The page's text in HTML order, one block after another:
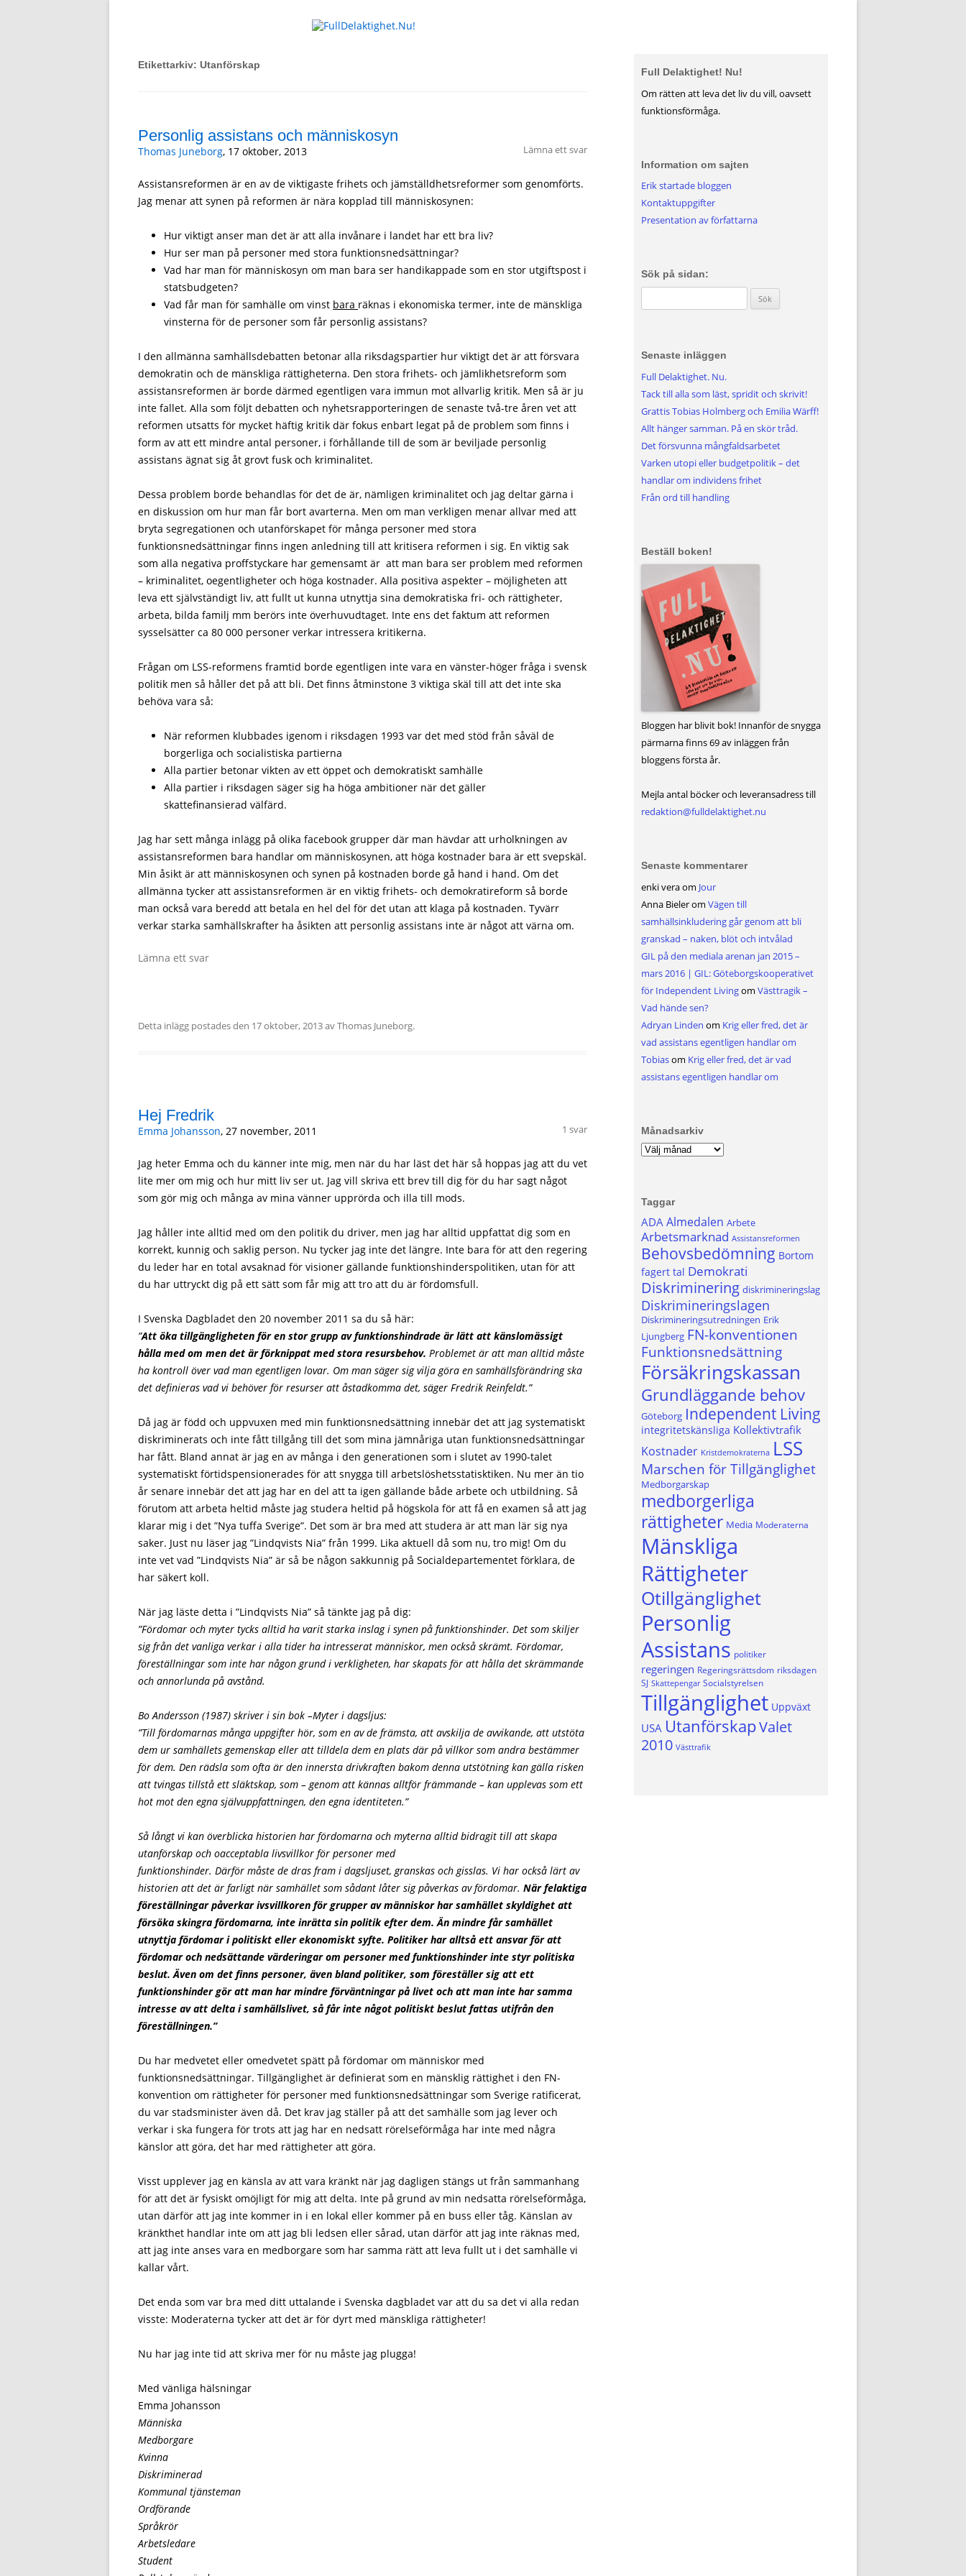
Om rätten att leva det liv du vill, oavsett funktionsförmåga.
Etikettarkiv: Utanförskap
Personlig assistans och människosyn
Thomas Juneborg, 17 oktober, 2013 Lämna ett svar
Assistansreformen är en av de viktigaste frihets och jämställdhetsreformer som genomförts.
Jag menar att synen på reformen är nära kopplad till människosynen:
Hur viktigt anser man det är att alla invånare i landet har ett bra liv?
Hur ser man på personer med stora funktionsnedsättningar?
Vad har man för människosyn om man bara ser handikappade som en stor utgiftspost i
statsbudgeten?
Vad får man för samhälle om vinst bara räknas i ekonomiska termer, inte de mänskliga
vinsterna för de personer som får personlig assistans?
I den allmänna samhällsdebatten betonar alla riksdagspartier hur viktigt det är att försvara
demokratin och de mänskliga rättigheterna. Den stora frihets- och jämlikhetsreform som
assistansreformen är borde därmed egentligen vara immun mot allvarlig kritik. Men så är ju
inte fallet. Alla som följt debatten och nyhetsrapporteringen de senaste två-tre åren vet att
reformen utsatts för mycket häftig kritik där fokus enbart legat på de problem som finns i
form av att ett mindre antal personer, i förhållande till de som är beviljade personlig
assistans ägnat sig åt grovt fusk och kriminalitet.
Dessa problem borde behandlas för det de är, nämligen kriminalitet och jag deltar gärna i
en diskussion om hur man får bort avarterna. Men om man verkligen menar allvar med att
bryta segregationen och utanförskapet för många personer med stora
funktionsnedsättningar finns ingen anledning till att kritisera reformen i sig. En viktig sak
som alla negativa proffstyckare har gemensamt är att man bara ser problem med reformen
– kriminalitet, oegentligheter och höga kostnader. Alla positiva aspekter – möjligheten att
leva ett självständigt liv, att fullt ut kunna utnyttja sina demokratiska fri- och rättigheter,
arbeta, bilda familj mm berörs inte överhuvudtaget. Inte ens det faktum att reformen
sysselsätter ca 80 000 personer verkar intressera kritikerna.
Frågan om LSS-reformens framtid borde egentligen inte vara en vänster-höger fråga i svensk
politik men så håller det på att bli. Det finns åtminstone 3 viktiga skäl till att det inte ska
behöva vara så:
När reformen klubbades igenom i riksdagen 1993 var det med stöd från såväl de
borgerliga och socialistiska partierna
Alla partier betonar vikten av ett öppet och demokratiskt samhälle
Alla partier i riksdagen säger sig ha höga ambitioner när det gäller
skattefinansierad välfärd.
Jag har sett många inlägg på olika facebook grupper där man hävdar att urholkningen av
assistansreformen bara handlar om människosynen, att höga kostnader bara är ett svepskäl.
Min åsikt är att människosynen och synen på kostnaden borde gå hand i hand. Om det
allmänna tycker att assistansreformen är en viktig frihets- och demokratireform så borde
man också vara beredd att betala en hel del för det utan att klaga på kostnaden. Tyvärr
verkar starka samhällskrafter ha åsikten att personlig assistans inte är något att värna om.
Lämna ett svar
Detta inlägg postades den 17 oktober, 2013avThomas Juneborg.
Hej Fredrik
Emma Johansson, 27 november, 2011 1 svar
Jag heter Emma och du känner inte mig, men när du har läst det här så hoppas jag att du vet
lite mer om mig och hur mitt liv ser ut. Jag vill skriva ett brev till dig för du har sagt något
som gör mig och många av mina vänner upprörda och illa till mods.
Jag håller inte alltid med om den politik du driver, men jag har alltid uppfattat dig som en
korrekt, kunnig och saklig person. Nu tycker jag inte det längre. Inte bara för att den regering
du leder har en total avsaknad för visioner gällande funktionshinderspolitiken, utan för att
du har uttryckt dig på ett sätt som får mig att tro att du är fördomsfull.
I Svenska Dagbladet den 20 november 2011 sa du så här:
”Att öka tillgängligheten för en stor grupp av funktionshindrade är lätt att känslomässigt
hålla med om men det är förknippat med stora resursbehov. Problemet är att man alltid måste
ha kontroll över vad man egentligen lovar. Om man säger sig vilja göra en samhällsförändring ska
det definieras vad vi behöver för resurser att åstadkomma det, säger Fredrik Reinfeldt.”
Då jag är född och uppvuxen med min funktionsnedsättning innebär det att jag systematiskt
diskriminerats och inte fått tillgång till det som mina jämnåriga utan funktionsnedsättningar
har fått. Bland annat är jag en av många i den generationen som i slutet av 1990-talet
systematiskt förtidspensionerades för att snygga till arbetslöshetsstatisktiken. Nu mer än tio
år senare innebär det att jag har en del att ta igen gällande både arbete och utbildning. Så
förutom att arbeta heltid måste jag studera heltid på högskola för att få en examen så att jag
klarar mig i det ”Nya tuffa Sverige”. Det som är bra med att studera är att man lär sig nya
saker. Just nu läser jag ”Lindqvists Nia” från 1999. Lika aktuell då som nu, tro mig! Om du
inte vet vad ”Lindqvists Nia” är så be någon sakkunnig på Socialdepartementet förklara, de
har säkert koll.
När jag läste detta i ”Lindqvists Nia” så tänkte jag på dig:
”Fördomar och myter tycks alltid ha varit starka inslag i synen på funktionshinder. Det som skiljer
sig från det vanliga verkar i alla tider ha intresserat människor, men också skrämt. Fördomar,
föreställningar som inte har någon grund i verkligheten, har skapats för att hålla det skrämmande
och annorlunda på avstånd.
Bo Andersson (1987) skriver i sin bok –Myter i dagsljus:
”Till fördomarnas många uppgifter hör, som en av de främsta, att avskilja de avvikande, att utstöta
dem ur samhällets gemenskap eller att tilldela dem en plats där på villkor som andra bestämmer
för dem. Den rädsla som ofta är den innersta drivkraften bakom denna utstötning kan gälla risken
att tvingas tillstå ett släktskap, som – genom att kännas alltför främmande – kan upplevas som ett
hot mot den egna självuppfattningen, den egna identiteten.”
Så långt vi kan överblicka historien har fördomarna och myterna alltid bidragit till att skapa
utanförskap och oacceptabla livsvillkor för personer med
funktionshinder. Därför måste de dras fram i dagsljuset, granskas och gisslas. Vi har också lärt av
historien att det är farligt när samhället som sådant låter sig påverkas av fördomar. När felaktiga
föreställningar påverkar ivsvillkoren för grupper av människor har samhället skyldighet att
försöka skingra fördomarna, inte inrätta sin politik efter dem. Än mindre får samhället
utnyttja fördomar i politiskt eller ekonomiskt syfte. Politiker har alltså ett ansvar för att
fördomar och nedsättande värderingar om personer med funktionshinder inte styr politiska
beslut. Även om det finns personer, även bland politiker, som föreställer sig att ett
funktionshinder gör att man har mindre förväntningar på livet och att man inte har samma
intresse av att delta i samhällslivet, så får inte något politiskt beslut fattas utifrån den
föreställningen.”
Du har medvetet eller omedvetet spätt på fördomar om människor med
funktionsnedsättningar. Tillgänglighet är definierat som en mänsklig rättighet i den FN-
konvention om rättigheter för personer med funktionsnedsättningar som Sverige ratificerat,
du var stadsminister även då. Det krav jag ställer på att det samhälle som jag lever och
verkar i ska fungera för trots att jag har en nedsatt rörelseförmåga har inte med några
känslor att göra, det har med rättigheter att göra.
Visst upplever jag en känsla av att vara kränkt när jag dagligen stängs ut från sammanhang
för att det är fysiskt omöjligt för mig att delta. Inte på grund av min nedsatta rörelseförmåga,
utan därför att jag inte kommer in i en lokal eller kommer på en buss eller tåg. Känslan av
kränkthet handlar inte om att jag bli ledsen eller sårad, utan därför att jag inte räknas med,
att jag inte anses vara en medborgare som har samma rätt att leva fullt ut i det samhälle vi
kallar vårt.
Det enda som var bra med ditt uttalande i Svenska dagbladet var att du sa det vi alla redan
visste: Moderaterna tycker att det är för dyrt med mänskliga rättigheter!
Nu har jag inte tid att skriva mer för nu måste jag plugga!
Med vänliga hälsningar
Emma Johansson
Människa
Medborgare
Kvinna
Diskriminerad
Kommunal tjänsteman
Ordförande
Språkrör
Arbetsledare
Student
Full Delaktighet! Nu!
Om rätten att leva det liv du vill, oavsett
funktionsförmåga.
Information om sajten
Erik startade bloggen
Kontaktuppgifter
Presentation av författarna
Sök på sidan:
Senaste inläggen
Full Delaktighet. Nu.
Tack till alla som läst, spridit och skrivit!
Grattis Tobias Holmberg och Emilia Wärff!
Allt hänger samman. På en skör tråd.
Det försvunna mångfaldsarbetet
Varken utopi eller budgetpolitik – det
handlar om individens frihet
Från ord till handling
Beställ boken!
Bloggen har blivit bok! Innanför de snygga
pärmarna finns 69 av inläggen från
bloggens första år.
Mejla antal böcker och leveransadress till
redaktion@fulldelaktighet.nu
Senaste kommentarer
enki veraom Jour
Anna Bielerom Vägen till
samhällsinkludering går genom att bli
granskad – naken, blöt och intvålad
GIL på den mediala arenan jan 2015 –
mars 2016 | GIL: Göteborgskooperativet
för Independent Livingom Västtragik –
Vad hände sen?
Adryan Linden om Krig eller fred, det är
vad assistans egentligen handlar om
Tobiasom Krig eller fred, det är vad
assistans egentligen handlar om
Månadsarkiv
Månadsarkiv
Taggar
ADA Almedalen Arbete
Arbetsmarknad Assistansreformen
Behovsbedömning Bortom
fagert tal Demokrati
Diskriminering diskrimineringslag
Diskrimineringslagen
Diskrimineringsutredningen Erik
Ljungberg FN-konventionen
Funktionsnedsättning
Försäkringskassan
Grundläggande behov
Göteborg Independent Living
integritetskänsliga Kollektivtrafik
Kostnader Kristdemokraterna LSS
Marschen för Tillgänglighet
Medborgarskap
medborgerliga
rättigheter Media Moderaterna
Mänskliga
Rättigheter
Otillgänglighet
Personlig
Assistans politiker
regeringen Regeringsrättsdom riksdagen
SJ Skattepengar Socialstyrelsen
Tillgänglighet Uppväxt
USA UtanförskapValet
2010 Västtrafik